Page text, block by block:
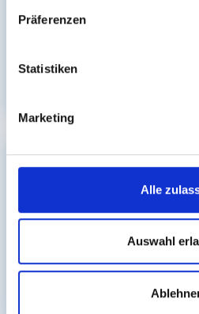
Präferenzen
Statistiken
Marketing
Alle
Auswahl
Bis zu € 5.000 netto
Bis zu € 5.000 netto